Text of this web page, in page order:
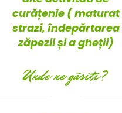
curățenie ( maturat
strazi, îndepărtarea
zăpezii și a gheții)
Unde ne gãsiti?